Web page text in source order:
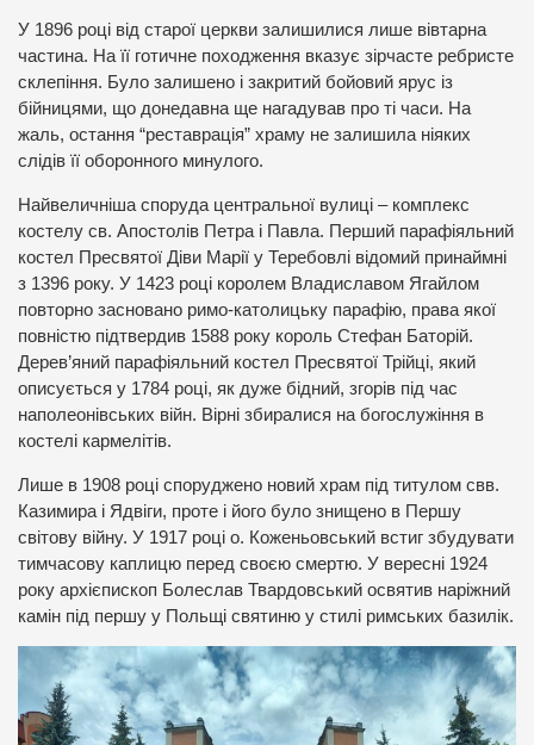
У 1896 році від старої церкви залишилися лише вівтарна
частина. На її готичне походження вказує зірчасте ребристе
склепіння. Було залишено і закритий бойовий ярус із
бійницями, що донедавна ще нагадував про ті часи. На
жаль, остання “реставрація” храму не залишила ніяких
слідів її оборонного минулого.
Найвеличніша споруда центральної вулиці – комплекс
костелу св. Апостолів Петра і Павла. Перший парафіяльний
костел Пресвятої Діви Марії у Теребовлі відомий принаймні
з 1396 року. У 1423 році королем Владиславом Ягайлом
повторно засновано римо-католицьку парафію, права якої
повністю підтвердив 1588 року король Стефан Баторій.
Дерев’яний парафіяльний костел Пресвятої Трійці, який
описується у 1784 році, як дуже бідний, згорів під час
наполеонівських війн. Вірні збиралися на богослужіння в
костелі кармелітів.
Лише в 1908 році споруджено новий храм під титулом свв.
Казимира і Ядвіги, проте і його було знищено в Першу
світову війну. У 1917 році о. Коженьовський встиг збудувати
тимчасову каплицю перед своєю смертю. У вересні 1924
року архієпископ Болеслав Твардовський освятив наріжний
камін під першу у Польщі святиню у стилі римських базилік.